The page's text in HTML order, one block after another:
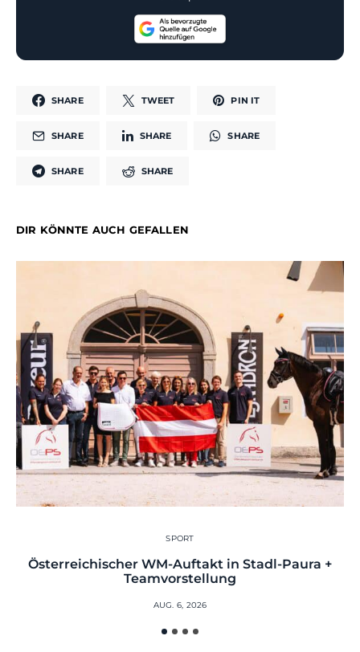
SHARE TWEET PIN IT
SHARE SHARE SHARE
SHARE SHARE
DIR KÖNNTE AUCH GEFALLEN
SPORT
Österreichischer WM-Auftakt in Stadl-Paura +
Teamvorstellung
AUG. 6, 2026